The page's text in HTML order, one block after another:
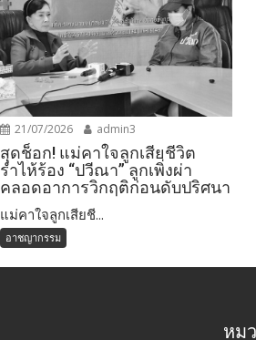
21/07/2026 admin3
สุดช็อก! แม่คาใจลูกเสียชีวิต
ร่ำไห้ร้อง “ปวีณา” ลูกเพิ่งผ่า
คลอดอาการวิกฤติก่อนดับปริศนา
แม่คาใจลูกเสียชี...
อาชญากรรม
หม